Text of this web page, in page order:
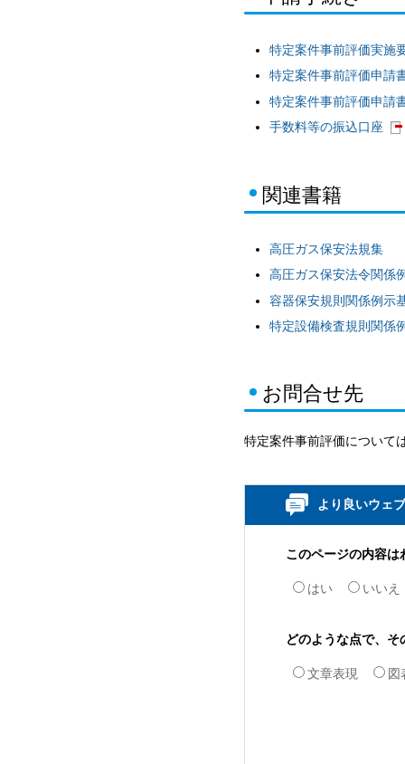
特定案件事前評価実施
特定案件事前評価申請
特定案件事前評価申請
手数料等の振込口座
関連書籍
高圧ガス保安法規集
高圧ガス保安法令関係
容器保安規則関係例示
特定設備検査規則関係
お問合せ先
特定案件事前評価について
より良いウェ
このページの内容は
はい いいえ
どのような点で、
文章表現 図